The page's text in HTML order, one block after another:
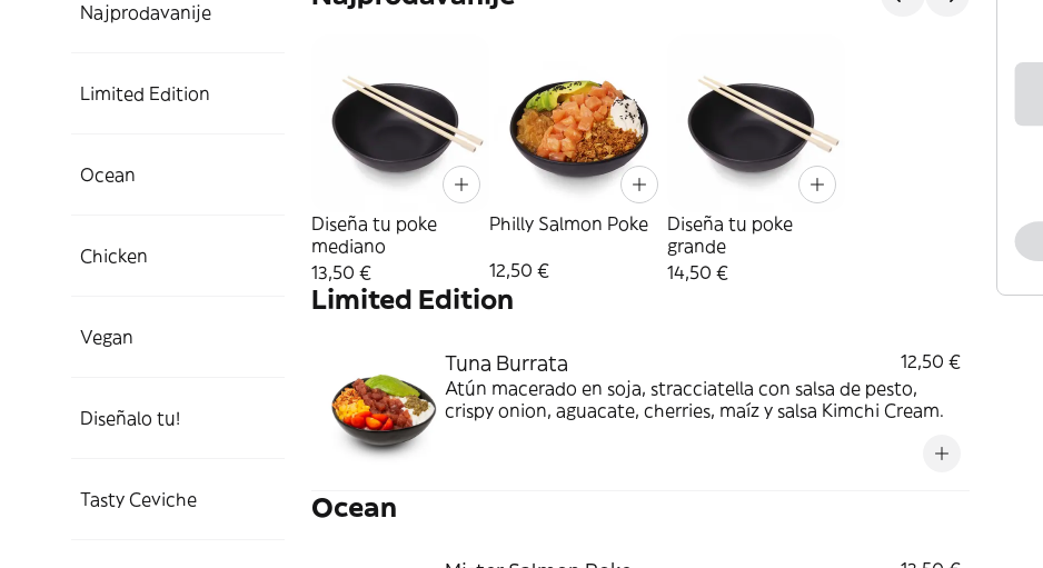
Najprodavanije
Limited Edition
Ocean
Chicken
Vegan
Diseñalo tu!
Tasty Ceviche
Diseña tu poke
mediano
13,50 €
Philly Salmon Poke
12,50 €
Diseña tu poke
grande
14,50 €
Limited Edition
Tuna Burrata
12,50 €
Atún macerado en soja, stracciatella con salsa de pesto,
crispy onion, aguacate, cherries, maíz y salsa Kimchi Cream.
Ocean